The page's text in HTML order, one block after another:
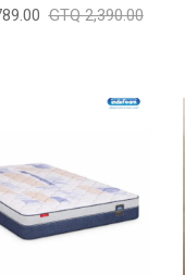
GTQ 2,390.00